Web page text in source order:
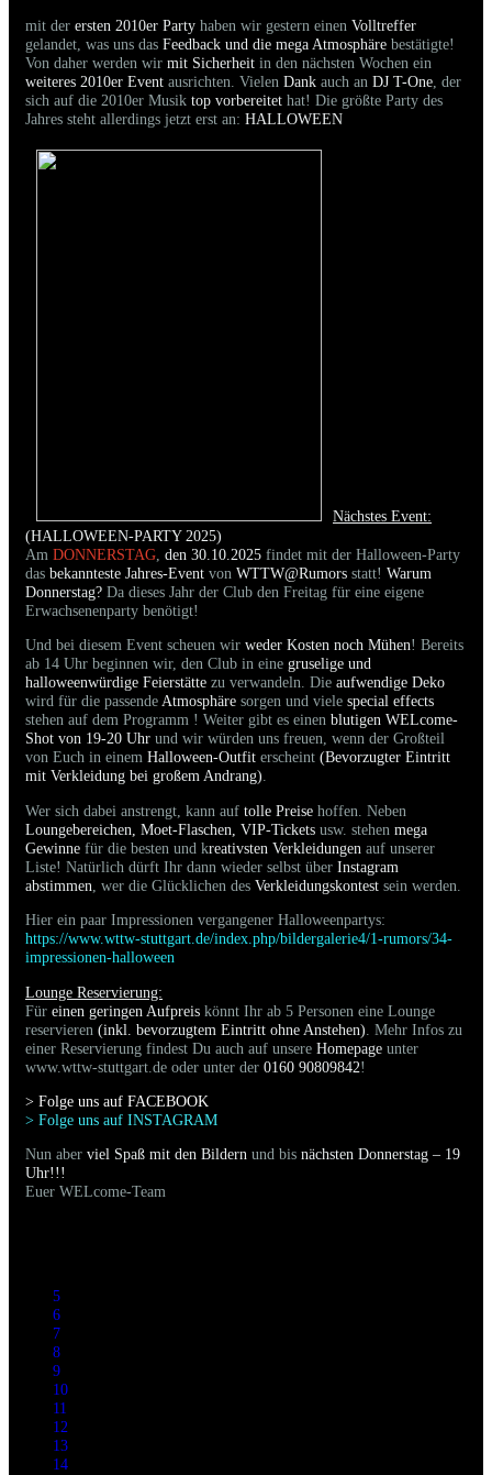
mit der ersten 2010er Party haben wir gestern einen Volltreffer
gelandet, was uns das Feedback und die mega Atmosphäre bestätigte!
Von daher werden wir mit Sicherheit in den nächsten Wochen ein
weiteres 2010er Event ausrichten. Vielen Dank auch an DJ T-One , der
sich auf die 2010er Musik top vorbereitet hat! Die größte Party des
Jahres steht allerdings jetzt erst an: HALLOWEEN
Nächstes Event:
(HALLOWEEN-PARTY 2025)
Am DONNERSTAG den 30.10.2025 findet mit der Halloween-Party
das bekannteste Jahres-Event von WTTW@Rumors statt! Warum
Donnerstag? Da dieses Jahr der Club den Freitag für eine eigene
Erwachsenenparty benötigt!
Und bei diesem Event scheuen wir weder Kosten noch Mühen! Bereits
ab 14 Uhr beginnen wir, den Club in eine gruselige und
halloweenwürdige Feierstätte zu verwandeln. Die aufwendige Deko
wird für die passendeAtmosphäre sorgen und viele special effects
stehen auf dem Programm ! Weiter gibt es einen blutigen WELcome-
Shot von 19-20 Uhr und wir würden uns freuen, wenn der Großteil
von Euch in einem Halloween-Outfit erscheint (Bevorzugter Eintritt
mit Verkleidung bei großem Andrang).
Wer sich dabei anstrengt, kann auf tolle Preise hoffen. Neben
Loungebereichen, Moet-Flaschen, VIP-Tickets usw. stehen mega
Gewinne für die besten und kreativsten Verkleidungen auf unserer
Liste! Natürlich dürft Ihr dann wieder selbst über Instagram
abstimmen , wer die Glücklichen des Verkleidungskontest sein werden.
Hier ein paar Impressionen vergangener Halloweenpartys:
https://www.wttw-stuttgart.de/index.php/bildergalerie4/1-rumors/34-
impressionen-halloween
Lounge Reservierung:
Für einen geringen Aufpreis könnt Ihr ab 5 Personen eine Lounge
reservieren (inkl. bevorzugtem Eintritt ohne Anstehen) . Mehr Infos zu
einer Reservierung findest Du auch auf unsere Homepage unter
www.wttw-stuttgart.de oder unter der 0160 90809842!
> Folge uns auf FACEBOOK
> Folge uns auf INSTAGRAM
Nun aber viel Spaß mit den Bildern und bis nächsten Donnerstag – 19
Uhr!!!
Euer WELcome-Team
5
6
7
8
9
10
11
12
13
14